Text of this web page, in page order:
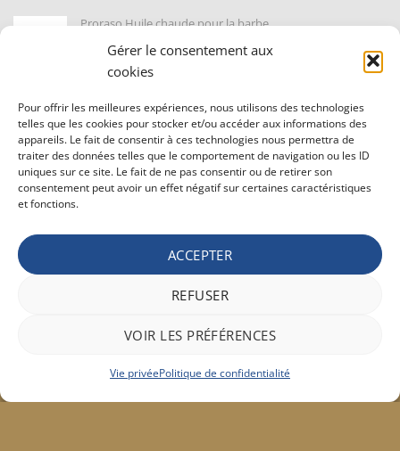
Gérer le consentement aux
cookies
Pour offrir les meilleures expériences, nous utilisons des technologies
telles que les cookies pour stocker et/ou accéder aux informations des
appareils. Le fait de consentir à ces technologies nous permettra de
traiter des données telles que le comportement de navigation ou les ID
uniques sur ce site. Le fait de ne pas consentir ou de retirer son
consentement peut avoir un effet négatif sur certaines caractéristiques
et fonctions.
ACCEPTER
REFUSER
VOIR LES PRÉFÉRENCES
Vie privéePolitique de confidentialité
Proraso Huile chaude pour la barbe
7,20€ TVAC
CONDITIONS GÉNÉRALE DE VENTE ET VIE PRIVÉE
Vie privée
Politique de confidentialité
Copyright 2026 ©Hair concept